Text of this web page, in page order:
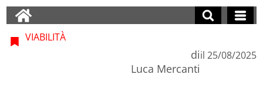
VIABILITÀ
di
Luca Mercanti
il 25/08/2025